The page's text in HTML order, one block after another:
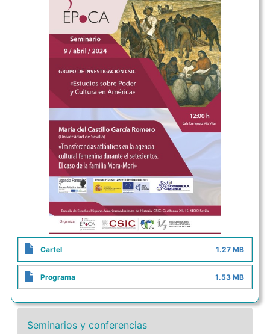
Cartel 1.27 MB
Programa 1.53 MB
Seminarios y conferencias